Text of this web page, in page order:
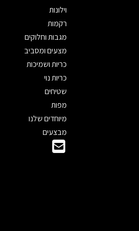
וילונות
רקמות
מגבות וחלוקים
מצעים ומסביב
כריות ושמיכות
כריות נוי
שטיחים
מפות
מיוחדים שלנו
מבצעים